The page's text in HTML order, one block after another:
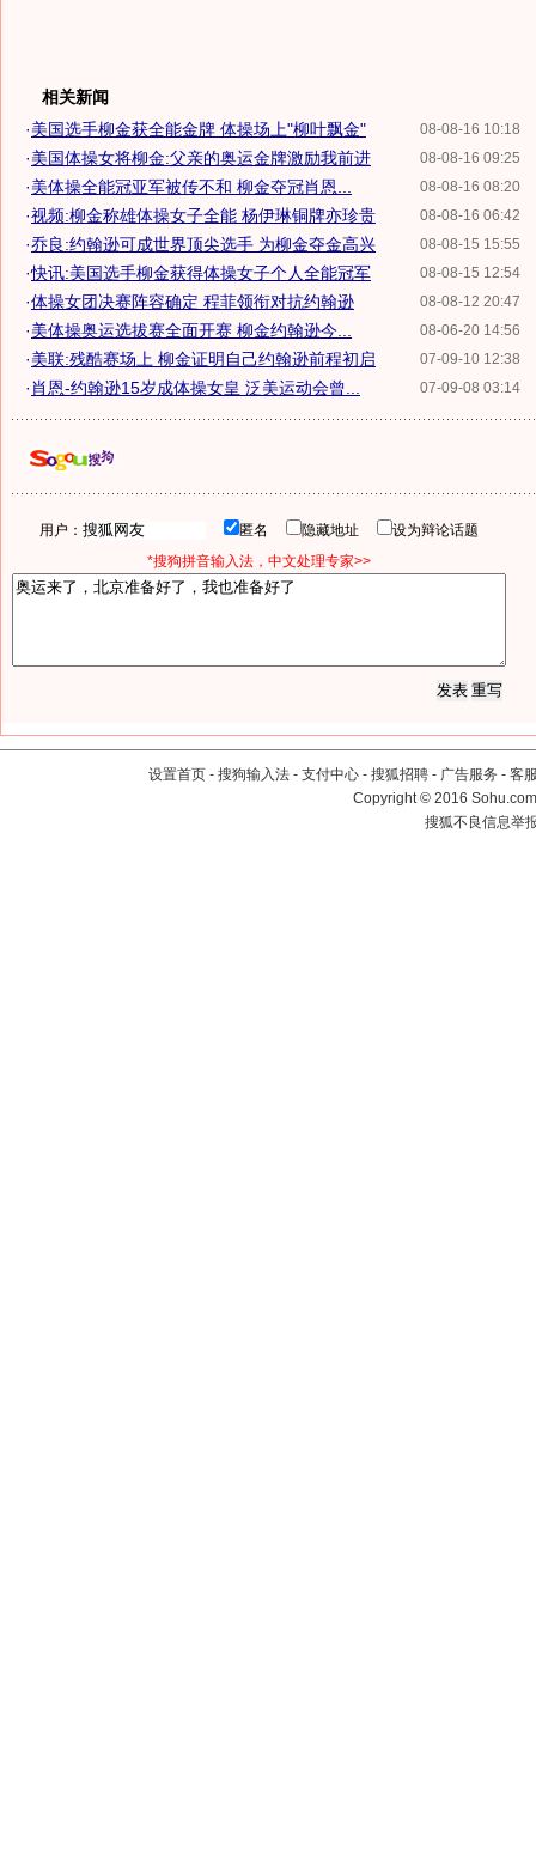
相关新闻
08-08-16 10:18
·美国选手柳金获全能金牌 体操场上"柳叶飘金"
08-08-16 09:25
·美国体操女将柳金:父亲的奥运金牌激励我前进
08-08-16 08:20
·美体操全能冠亚军被传不和 柳金夺冠肖恩...
08-08-16 06:42
·视频:柳金称雄体操女子全能 杨伊琳铜牌亦珍贵
08-08-15 15:55
·乔良:约翰逊可成世界顶尖选手 为柳金夺金高兴
08-08-15 12:54
·快讯:美国选手柳金获得体操女子个人全能冠军
08-08-12 20:47
·体操女团决赛阵容确定 程菲领衔对抗约翰逊
08-06-20 14:56
·美体操奥运选拔赛全面开赛 柳金约翰逊今...
07-09-10 12:38
·美联:残酷赛场上 柳金证明自己约翰逊前程初启
07-09-08 03:14
·肖恩-约翰逊15岁成体操女皇 泛美运动会曾...
用户： 匿名 隐藏地址
设为辩论话题
*搜狗拼音输入法，中文处理专家>>
设置首页 - 搜狗输入法 - 支付中心 - 搜狐招聘 - 广告服务 - 客
Copyright©2016
搜狐不良信息举